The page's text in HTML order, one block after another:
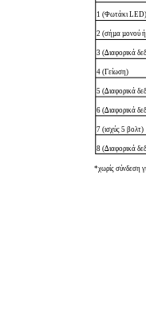
*χωρίς σύνδεση
1 (Φωτάκι LED)
2 (σήµα µονού
3 (∆ιαφορικά
4 (Γείωση)
5 (∆ιαφορικά
6 (∆ιαφορικά
7 (ισχύς 5 βολτ)
8 (∆ιαφορικά